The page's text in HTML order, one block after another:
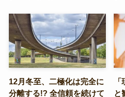
12月冬至、二極化は完全に
分離する!? 全信頼を続けて
と